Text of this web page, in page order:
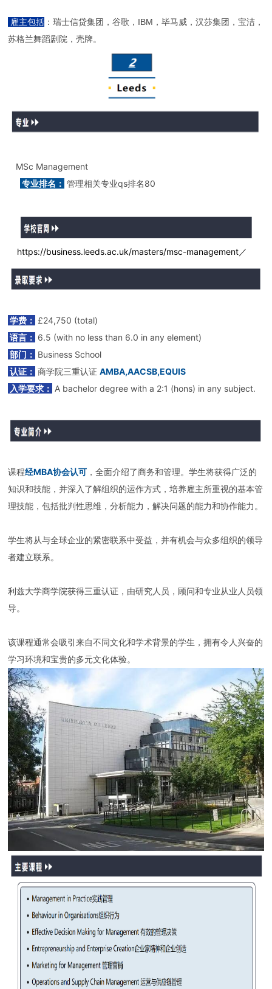
雇主包括 ：瑞士信贷集团，谷歌，IBM，毕马威，汉莎集团，宝洁，
苏格兰舞蹈剧院，壳牌。
MSc Management
专业排名： 管理相关专业qs排名80
https://business.leeds.ac.uk/masters/msc-management／
学费： £24,750 (total)
语言： 6.5 (with no less than 6.0 in any element)
部门： Business School
认证： 商学院三重认证AMBA,AACSB,EQUIS
入学要求： A bachelor degree with a 2:1 (hons) in any subject.
课程经MBA协会认可 ，全面介绍了商务和管理。学生将获得广泛的
知识和技能，并深入了解组织的运作方式，培养雇主所重视的基本管
理技能，包括批判性思维，分析能力，解决问题的能力和协作能力。
学生将从与全球企业的紧密联系中受益，并有机会与众多组织的领导
者建立联系。
利兹大学商学院获得三重认证，由研究人员，顾问和专业从业人员领
导。
该课程通常会吸引来自不同文化和学术背景的学生，拥有令人兴奋的
学习环境和宝贵的多元文化体验。